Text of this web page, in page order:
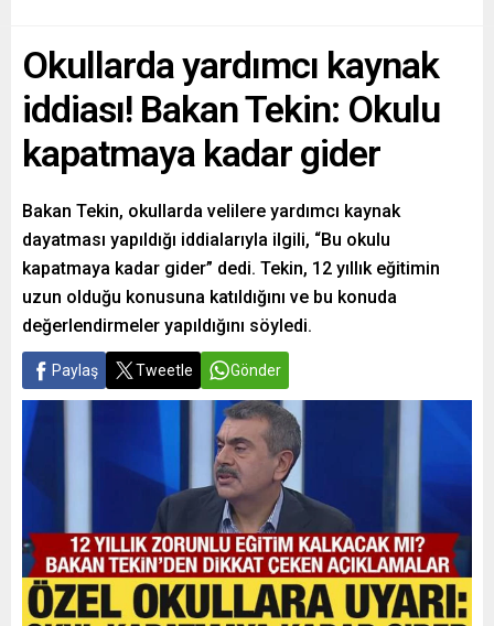
Okullarda yardımcı kaynak
iddiası! Bakan Tekin: Okulu
kapatmaya kadar gider
Bakan Tekin, okullarda velilere yardımcı kaynak
dayatması yapıldığı iddialarıyla ilgili, “Bu okulu
kapatmaya kadar gider” dedi. Tekin, 12 yıllık eğitimin
uzun olduğu konusuna katıldığını ve bu konuda
değerlendirmeler yapıldığını söyledi.
Paylaş Tweetle Gönder